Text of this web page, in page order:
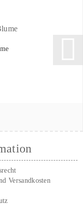
Versandkosten